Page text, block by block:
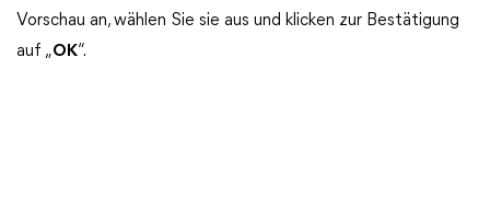
Vorschau an, wählen Sie sie aus und klicken zur Bestätigung
auf „OK“.